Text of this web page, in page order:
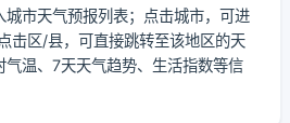
城市天气预报列表；点击城市，可进
击区/县，可直接跳转至该地区的天
温、7天天气趋势、生活指数等信